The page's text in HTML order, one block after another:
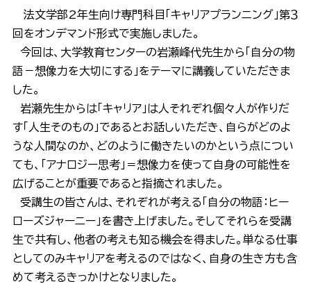
法文学部2年生向け専門科目「キャリアプランニング」第３
回をオンデマンド形式で実施しました。
今回は、大学教育センターの岩瀬峰代先生から「自分の物
語－想像力を大切にする」をテーマに講義していただきま
した。
岩瀬先生からは「キャリア」は人それぞれ個々人が作りだ
す「人生そのもの」であるとお話しいただき、自らがどのよ
うな人間なのか、どのように働きたいのかという点につい
ても、
「アナロジー思考」＝想像力を使って自身の可能性を
広げることが重要であると指摘されました。
受講生の皆さんは、それぞれが考える 「自分の物語：ヒー
ローズジャーニー」を書き上げました。そしてそれらを受講
生で共有し、他者の考えも知る機会を得ました。単なる仕事
としてのみキャリアを考えるのではなく、自身の生き方も含
めて考えるきっかけとなりました。